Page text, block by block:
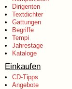
Dirigenten
Textdichter
Gattungen
Begriffe
Tempi
Jahrestage
Kataloge
Einkaufen
CD-Tipps
Angebote